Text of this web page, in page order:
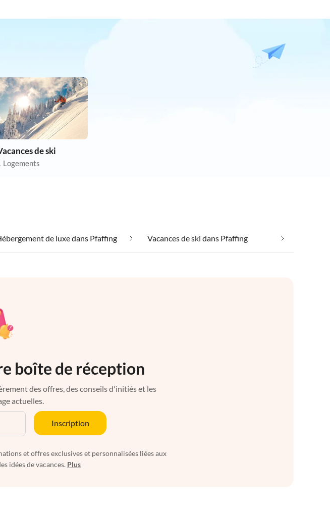
de ski
Logements
de luxe dans Pfaffing Vacances de ski dans Pfaffing
boîte de réception
des offres, des conseils d'initiés et les
actuelles.
Inscription
et offres exclusives et personnalisées liées aux
idées de vacances. Plus